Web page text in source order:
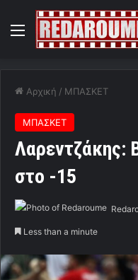
Menu
Αρχική / ΜΠΑΣΚΕΤ
ΜΠΑΣΚΕΤ
Λαρεντζάκης:
στο -15
Less than a minute